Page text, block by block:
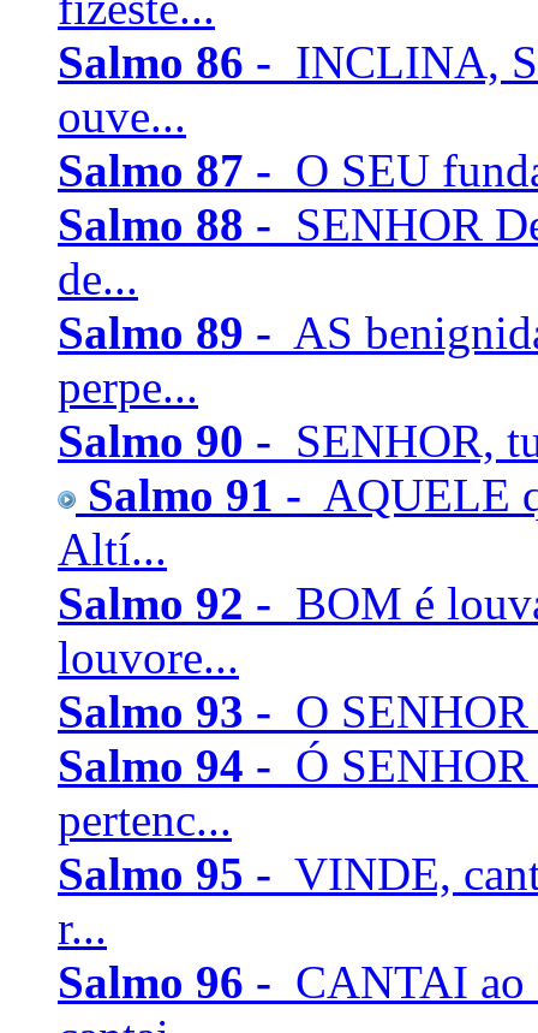
Salmo 86 - INCLINA,
ouve...
Salmo 87 - O SEU
Salmo 88 - SENHOR
de...
Salmo 89 - AS
perpe...
Salmo 90 - SENHOR,
Salmo 91 - AQUELE
Altí...
Salmo 92 - BOM é
louvore...
Salmo 93 - O SENHOR
Salmo 94 - Ó SENHOR
pertenc...
Salmo 95 - VINDE,
r...
Salmo 96 - CANTAI ao